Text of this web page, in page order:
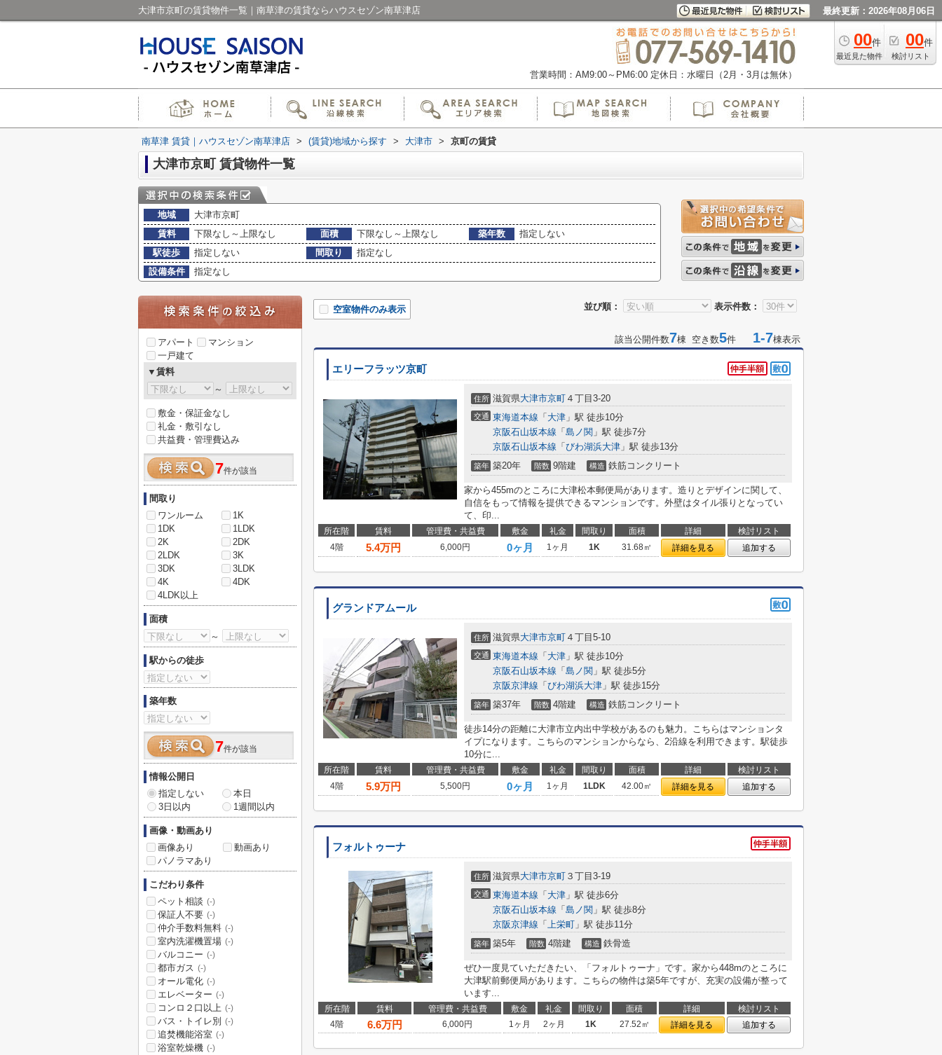
大津市京町の賃貸物件一覧｜南草津の賃貸ならハウスセゾン南草津店 最終更新：2026年08月06日
00件
最近見た物件
00件
検討リスト
営業時間：AM9:00～PM6:00 定休日：水曜日（2月・3月は無休）
南草津 賃貸｜ハウスセゾン南草津店 > (賃貸)地域から探す > 大津市 > 京町の賃貸
大津市京町 賃貸物件一覧
地域
大津市京町
賃料
下限なし～上限なし 面積 下限なし～上限なし 築年数
指定しない
駅徒歩
指定しない 間取り
指定なし
設備条件
指定なし
並び順： 表示件数：
空室物件のみ表示
該当公開件数7棟 空き数5件 1-7棟表示
エリーフラッツ京町
住所 滋賀県大津市京町 ４丁目3-20
交通 東海道本線 「 大津 」駅 徒歩10分
京阪石山坂本線 「 島ノ関 」駅 徒歩7分
京阪石山坂本線 「 びわ湖浜大津 」駅 徒歩13分
築年 築20年 階数 9階建 構造 鉄筋コンクリート
家から455mのところに大津松本郵便局があります。造りとデザインに関して、
自信をもって情報を提供できるマンションです。外壁はタイル張りとなってい
て、印...
所在階 賃料 管理費・共益費 敷金 礼金 間取り 面積 詳細
検討リスト
4階
5.4万円 6,000円 0ヶ月 1ヶ月 1K 31.68㎡ 詳細を見る 追加する
グランドアムール
住所 滋賀県大津市京町 ４丁目5-10
交通 東海道本線 「 大津 」駅 徒歩10分
京阪石山坂本線 「 島ノ関 」駅 徒歩5分
京阪京津線 「 びわ湖浜大津 」駅 徒歩15分
築年 築37年 階数 4階建 構造 鉄筋コンクリート
徒歩14分の距離に大津市立内出中学校があるのも魅力。こちらはマンションタ
イプになります。こちらのマンションからなら、2沿線を利用できます。駅徒歩
10分に...
所在階 賃料 管理費・共益費 敷金 礼金 間取り 面積 詳細
検討リスト
4階
5.9万円 5,500円 0ヶ月 1ヶ月 1LDK 42.00㎡ 詳細を見る 追加する
フォルトゥーナ
住所 滋賀県大津市京町 ３丁目3-19
交通 東海道本線 「 大津 」駅 徒歩6分
京阪石山坂本線 「 島ノ関 」駅 徒歩8分
京阪京津線 「 上栄町 」駅 徒歩11分
築年 築5年 階数 4階建 構造 鉄骨造
ぜひ一度見ていただきたい、「フォルトゥーナ」です。家から448mのところに
大津駅前郵便局があります。こちらの物件は築5年ですが、充実の設備が整って
います...
所在階 賃料 管理費・共益費 敷金 礼金 間取り 面積 詳細
検討リスト
4階
6.6万円 6,000円 1ヶ月 2ヶ月 1K 27.52㎡ 詳細を見る 追加する
アパート
マンション
一戸建て
▼賃料
～
敷金・保証金なし
礼金・敷引なし
共益費・管理費込み
7件が該当
間取り
ワンルーム
1K
1DK
1LDK
2K
2DK
2LDK
3K
3DK
3LDK
4K
4DK
4LDK以上
面積
～
駅からの徒歩
築年数
7件が該当
情報公開日
指定しない
本日
3日以内
1週間以内
画像・動画あり
画像あり
動画あり
パノラマあり
こだわり条件
ペット相談 (-)
保証人不要 (-)
仲介手数料無料 (-)
室内洗濯機置場 (-)
バルコニー (-)
都市ガス (-)
オール電化 (-)
エレベーター (-)
コンロ２口以上 (-)
バス・トイレ別 (-)
追焚機能浴室 (-)
浴室乾燥機 (-)